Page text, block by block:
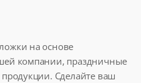
на основе
компании, праздничные
Сделайте ваш